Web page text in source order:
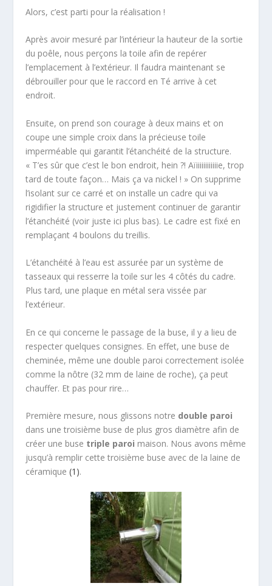
Alors, c’est parti pour la réalisation !
Après avoir mesuré par l’intérieur la hauteur de la sortie
du poêle, nous perçons la toile afin de repérer
l’emplacement à l’extérieur. Il faudra maintenant se
débrouiller pour que le raccord en Té arrive à cet
endroit.
Ensuite, on prend son courage à deux mains et on
coupe une simple croix dans la précieuse toile
imperméable qui garantit l’étanchéité de la structure.
« T’es sûr que c’est le bon endroit, hein ?! Aïiiiiiiiiiiiie, trop
tard de toute façon… Mais ça va nickel ! » On supprime
l’isolant sur ce carré et on installe un cadre qui va
rigidifier la structure et justement continuer de garantir
l’étanchéité (voir juste ici plus bas). Le cadre est fixé en
remplaçant 4 boulons du treillis.
L’étanchéité à l’eau est assurée par un système de
tasseaux qui resserre la toile sur les 4 côtés du cadre.
Plus tard, une plaque en métal sera vissée par
l’extérieur.
En ce qui concerne le passage de la buse, il y a lieu de
respecter quelques consignes. En effet, une buse de
cheminée, même une double paroi correctement isolée
comme la nôtre (32 mm de laine de roche), ça peut
chauffer. Et pas pour rire…
Première mesure, nous glissons notre double paroi
dans une troisième buse de plus gros diamètre afin de
créer une buse triple paroi maison. Nous avons même
jusqu’à remplir cette troisième buse avec de la laine de
céramique(1).